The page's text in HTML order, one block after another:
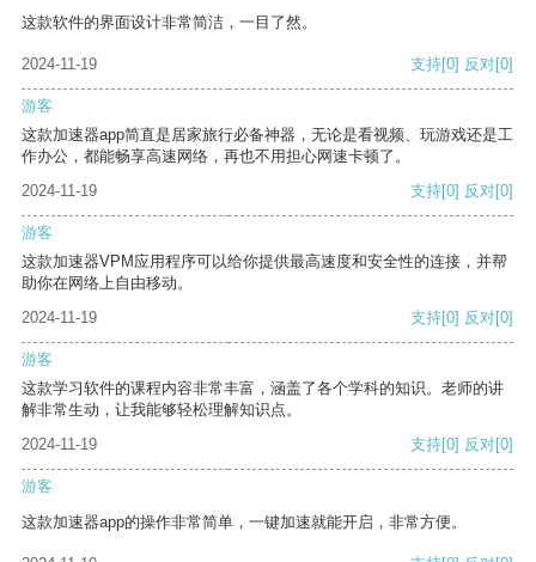
这款软件的界面设计非常简洁，一目了然。
2024-11-19 支持[0] 反对[0]
游客
这款加速器app简直是居家旅行必备神器，无论是看视频、玩游戏还是工
作办公，都能畅享高速网络，再也不用担心网速卡顿了。
2024-11-19
支持[0] 反对[0]
游客
这款加速器VPM应用程序可以给你提供最高速度和安全性的连接，并帮
助你在网络上自由移动。
2024-11-19
支持[0] 反对[0]
游客
这款学习软件的课程内容非常丰富，涵盖了各个学科的知识。老师的讲
解非常生动，让我能够轻松理解知识点。
2024-11-19
支持[0] 反对[0]
游客
这款加速器app的操作非常简单，一键加速就能开启，非常方便。